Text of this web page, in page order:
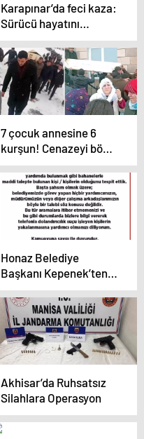
Karapınar’da feci kaza:
Sürücü hayatını
kaybetti
7 çocuk annesine 6
kurşun! Cenazeyi böyle
taşıdılar
Honaz Belediye
Başkanı Kepenek’ten
Dolandırıcılara Karşı
Uyarı
Akhisar’da Ruhsatsız
Silahlara Operasyon